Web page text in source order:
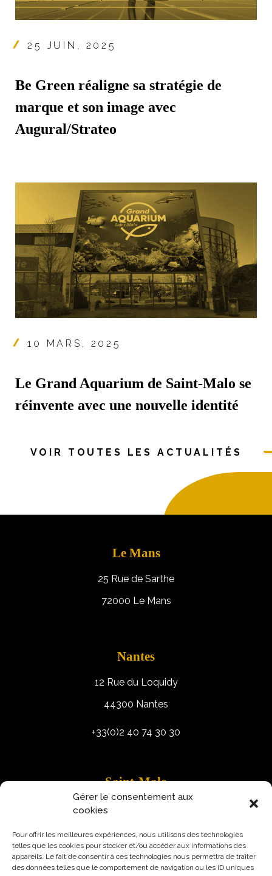
Gérer le consentement aux
cookies
Pour offrir les meilleures expériences, nous utilisons des technologies
telles que les cookies pour stocker et/ou accéder aux informations des
appareils. Le fait de consentir à ces technologies nous permettra de traiter
des données telles que le comportement de navigation ou les ID uniques
25 JUIN, 2025
Be Green réaligne sa stratégie de
marque et son image avec
Augural/Strateo
10 MARS, 2025
Le Grand Aquarium de Saint-Malo se
réinvente avec une nouvelle identité
VOIR TOUTES LES ACTUALITÉS
Le Mans
25 Rue de Sarthe
72000 Le Mans
Nantes
12 Rue du Loquidy
44300 Nantes
+33(0)2 40 74 30 30
Saint-Malo
9 Rue Robert Schuman